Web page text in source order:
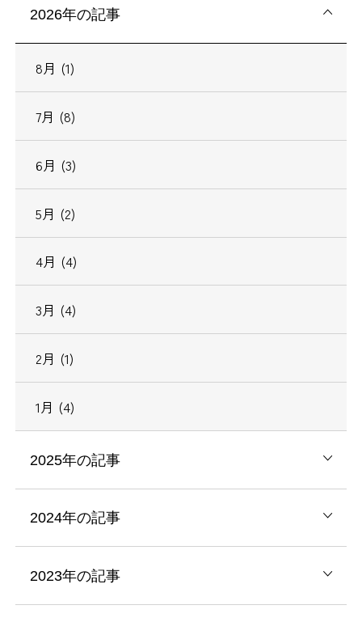
2026年の記事
8月 (1)
7月 (8)
6月 (3)
5月 (2)
4月 (4)
3月 (4)
2月 (1)
1月 (4)
2025年の記事
2024年の記事
2023年の記事